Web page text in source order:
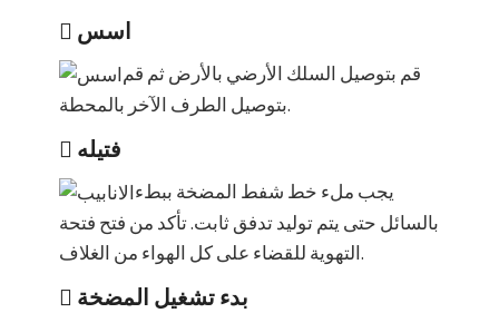
اسس
قم بتوصيل السلك الأرضي بالأرض ثم قم
بتوصيل الطرف الآخر بالمحطة.
فتيله
يجب ملء خط شفط المضخة ببطء
بالسائل حتى يتم توليد تدفق ثابت. تأكد من فتح فتحة
التهوية للقضاء على كل الهواء من الغلاف.
بدء تشغيل المضخة